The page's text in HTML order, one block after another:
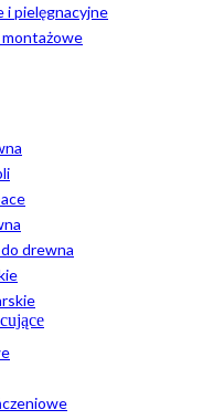
i pielęgnacyjne
montażowe
drewna